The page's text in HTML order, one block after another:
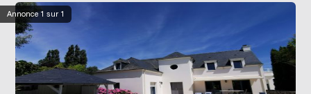
Annonce 1 sur 1